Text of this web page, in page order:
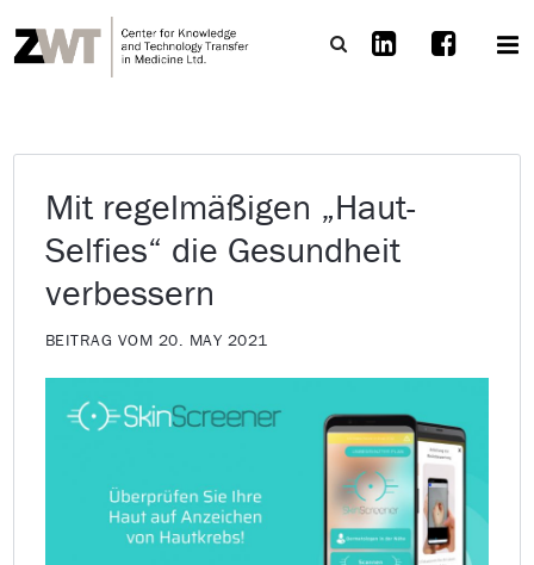
Mit regelmäßigen „Haut-
Selfies“ die Gesundheit
verbessern
BEITRAG VOM 20. MAY 2021